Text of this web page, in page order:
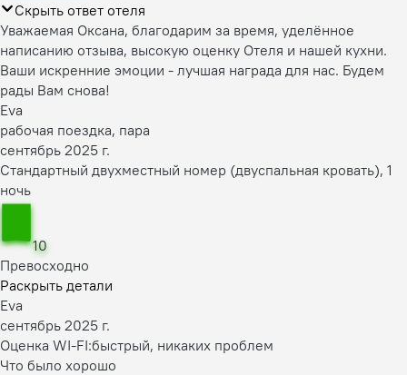
Скрыть ответ отеля
Уважаемая Оксана, благодарим за время, уделённое
написанию отзыва, высокую оценку Отеля и нашей кухни.
Ваши искренние эмоции - лучшая награда для нас. Будем
рады Вам снова!
Eva
рабочая поездка, пара
сентябрь 2025 г.
Стандартный двухместный номер (двуспальная кровать), 1
ночь
10
Превосходно
Раскрыть детали
Eva
сентябрь 2025 г.
Оценка WI-FI:быстрый, никаких проблем
Что было хорошо